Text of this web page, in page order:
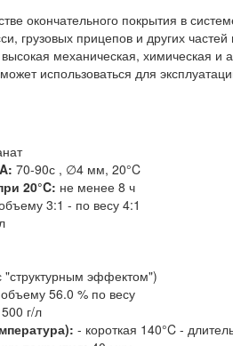
окончательного покрытия в
грузовых прицепов и других частей
механическая, химическая
использоваться для
70-90с , ∅4 мм, 20°C
20°C: не менее 8 ч
3:1 - по весу 4:1
"структурным эффектом")
56.0 % по весу
500 г/л
- короткая 140°C -